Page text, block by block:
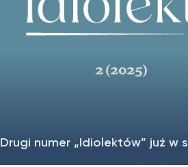
Drugi numer „Idiolektów” już w